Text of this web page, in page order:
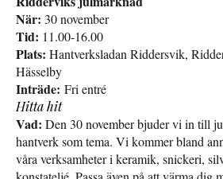
När: 30 november
Tid: 11.00-16.00
Plats: Hantverksladan Riddersvik,
Hässelby
Inträde: Fri entré
Hitta hit
Vad: Den 30 november bjuder vi in till
hantverk som tema. Vi kommer bland
våra verksamheter i keramik, snickeri,